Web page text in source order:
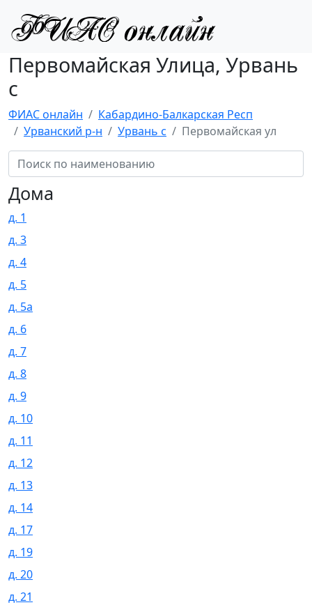
Первомайская Улица, Урвань
с
ФИАС онлайн
Кабардино-Балкарская Респ
Урванский р-н
Урвань с Первомайская ул
Дома
д. 1
д. 3
д. 4
д. 5
д. 5а
д. 6
д. 7
д. 8
д. 9
д. 10
д. 11
д. 12
д. 13
д. 14
д. 17
д. 19
д. 20
д. 21